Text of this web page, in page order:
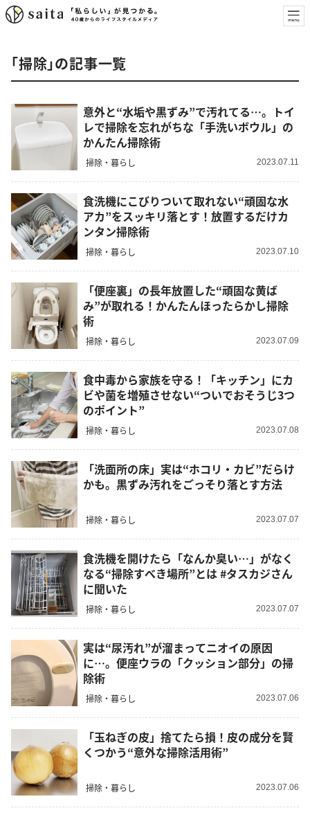
「掃除」の記事一覧
意外と“水垢や黒ずみ”で汚れてる…。トイ
レで掃除を忘れがちな「手洗いボウル」の
かんたん掃除術
掃除・暮らし 2023.07.11
食洗機にこびりついて取れない“頑固な水
アカ”をスッキリ落とす！放置するだけカ
ンタン掃除術
掃除・暮らし 2023.07.10
「便座裏」の長年放置した“頑固な黄ば
み”が取れる！かんたんほったらかし掃除
術
掃除・暮らし 2023.07.09
食中毒から家族を守る！「キッチン」にカ
ビや菌を増殖させない“ついでおそうじ3つ
のポイント”
掃除・暮らし 2023.07.08
「洗面所の床」実は“ホコリ・カビ”だらけ
かも。黒ずみ汚れをごっそり落とす方法
掃除・暮らし 2023.07.07
食洗機を開けたら「なんか臭い…」がなく
なる“掃除すべき場所”とは #タスカジさん
に聞いた
掃除・暮らし 2023.07.07
実は“尿汚れ”が溜まってニオイの原因
に…。便座ウラの「クッション部分」の掃
除術
掃除・暮らし 2023.07.06
「玉ねぎの皮」捨てたら損！皮の成分を賢
くつかう“意外な掃除活用術”
掃除・暮らし 2023.07.06